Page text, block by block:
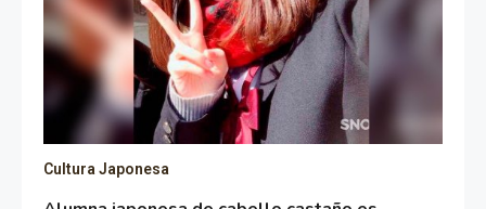
Cultura Japonesa